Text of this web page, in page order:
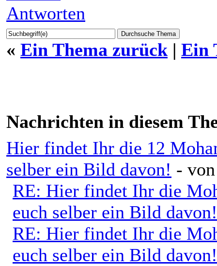
Antworten
« Ein Thema zurück | Ein
Nachrichten in diesem
Hier findet Ihr die 12
selber ein Bild davon! -
RE: Hier findet Ihr die
euch selber ein Bild davon!
RE: Hier findet Ihr die
euch selber ein Bild davon!